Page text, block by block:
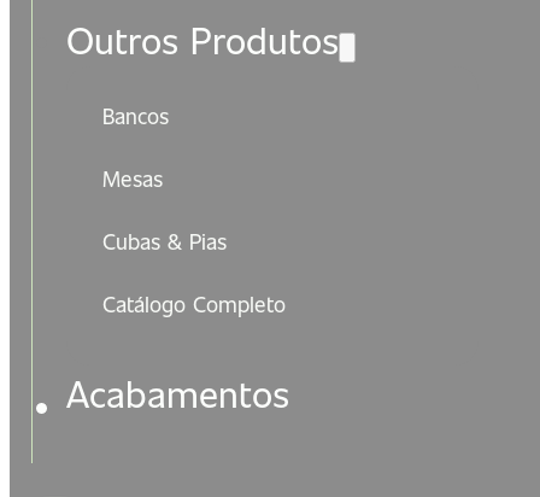
Outros Produtos
Bancos
Mesas
Cubas & Pias
Catálogo Completo
Acabamentos